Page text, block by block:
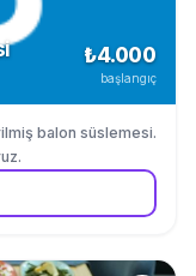
₺4.000
başlangıç
balon süslemesi.